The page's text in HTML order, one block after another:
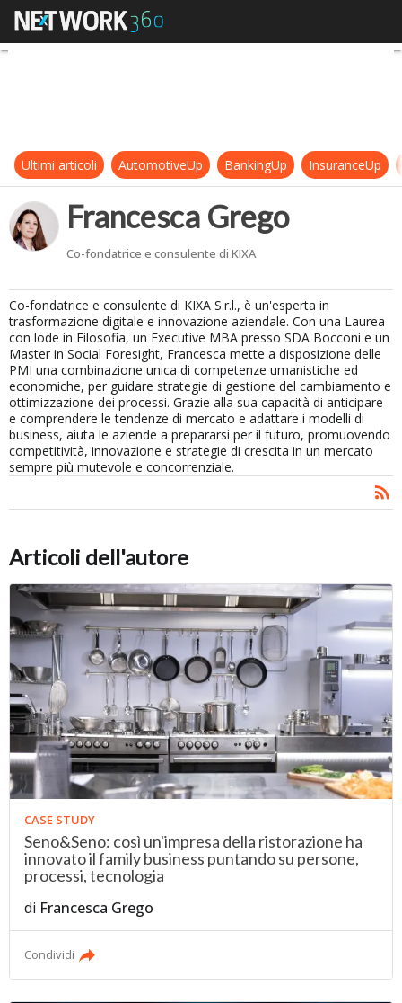
Francesca Grego
Ultimi articoli AutomotiveUp BankingUp InsuranceUp
Francesca Grego
Co-fondatrice e consulente di KIXA
Co-fondatrice e consulente di KIXA S.r.l., è un'esperta in
trasformazione digitale e innovazione aziendale. Con una Laurea
con lode in Filosofia, un Executive MBA presso SDA Bocconi e un
Master in Social Foresight, Francesca mette a disposizione delle
PMI una combinazione unica di competenze umanistiche ed
economiche, per guidare strategie di gestione del cambiamento e
ottimizzazione dei processi. Grazie alla sua capacità di anticipare
e comprendere le tendenze di mercato e adattare i modelli di
business, aiuta le aziende a prepararsi per il futuro, promuovendo
competitività, innovazione e strategie di crescita in un mercato
sempre più mutevole e concorrenziale.
Articoli dell'autore
CASE STUDY
Seno&Seno: così un'impresa della ristorazione ha
innovato il family business puntando su persone,
processi, tecnologia
di Francesca Grego
Condividi